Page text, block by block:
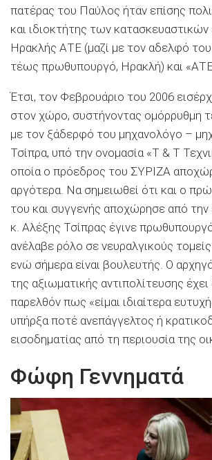
πατέρας του Παύλος ήταν επίσης
και ιδιοκτήτης των κατασκευαστικών
Ηρακλής ΑΤΕ (μαζί με τον αδελφό του
τέως πρωθυπουργό, Ηρακλή) και
Έτσι, τον Φεβρουάριο του 2006
στον χώρο, συστήνοντας ομόρρυθμη
με τον ξάδερφό του μηχανολόγο –
Τσίπρα, υπό την ονομασία «Τ & Τ
οποία ο πρόεδρος του ΣΥΡΙΖΑ
αργότερα. Να σημειωθεί ότι και ο
του και συγγενής αποχώρησε από την
κ. Αλέξης Τσίπρας έγινε
ανέλαβε ρόλο σε νευραλγικούς
ενώ σήμερα είναι βουλευτής. Ο
της αξιωματικής αντιπολίτευσης
παρελθόν πως «είμαι ιδιαίτερα
υπήρξα ποτέ ανεπάγγελτος ή
εισοδηματίας από τη περιουσία της
Φώφη Γεννηματά